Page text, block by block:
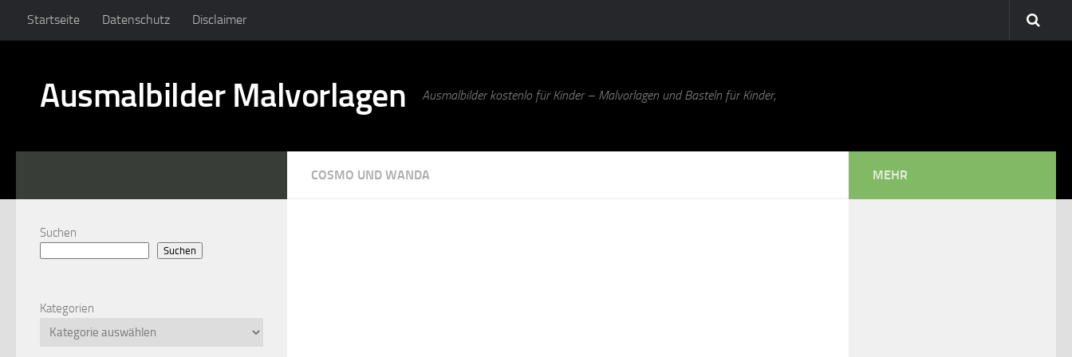
Startseite Datenschutz Disclaimer
Ausmalbilder Malvorlagen Ausmalbilder kostenlo für Kinder – Malvorlagen und Basteln für Kinder,
COSMO UND WANDA
Suchen
Suchen
Kategorien
MEHR